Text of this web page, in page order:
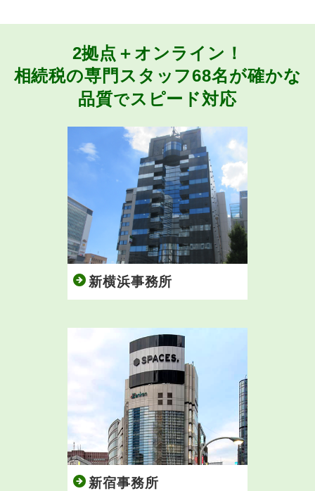
2拠点＋オンライン！
相続税の専門スタッフ68名が確かな
品質でスピード対応
新横浜事務所
新宿事務所